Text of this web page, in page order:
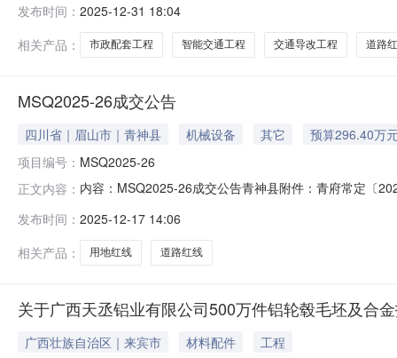
政配套工程，项目位于临空经济区(原空港B区)。安祥街
程。投资估算
发布时间： 2025-12-31 18:04
相关产品：
市政配套工程 智能交通工程 交通导改工程 道路
MSQ2025-26成交公告
四川省｜眉山市｜青神县 机械设备 其它
预算296.40万
项目编号： MSQ2025-26
正文内容： 内容：MSQ2025-26成交公告青神县附件：青府常定〔
资源部财政部国家发展和改革委员会中国政府网省级四
厅四川省交通运
发布时间： 2025-12-17 14:06
相关产品：
用地红线 道路红线
关于广西天丞铝业有限公司500万件铝轮毂毛坯及合
广西壮族自治区｜来宾市 材料配件
工程